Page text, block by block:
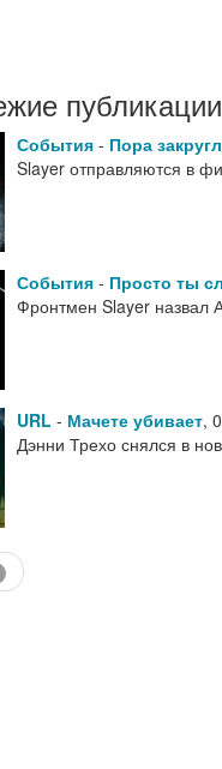
События - Пора
Slayer отправляются в
События - Просто ты
Фронтмен Slayer назвал
URL - Мачете убивает,
Дэнни Трехо снялся в